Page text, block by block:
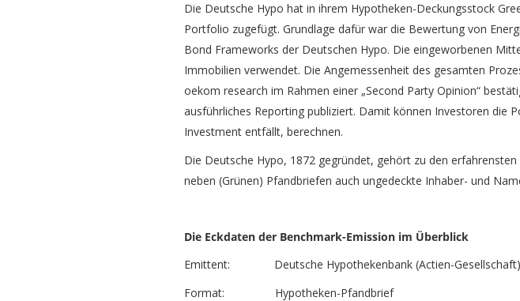
Die Deutsche Hypo hat in ihrem Hypotheken-Deckungsstock
Portfolio zugefügt. Grundlage dafür war die Bewertung von
Bond Frameworks der Deutschen Hypo. Die eingeworbenen
Immobilien verwendet. Die Angemessenheit des gesamten
oekom research im Rahmen einer „Second Party Opinion“
ausführliches Reporting publiziert. Damit können Investoren die
Investment entfällt, berechnen.
Die Deutsche Hypo, 1872 gegründet, gehört zu den
neben (Grünen) Pfandbriefen auch ungedeckte Inhaber- und
Die Eckdaten der Benchmark-Emission im Überblick
Emittent: Deutsche Hypothekenbank (Actien-Gesellschaft)
Format: Hypotheken-Pfandbrief